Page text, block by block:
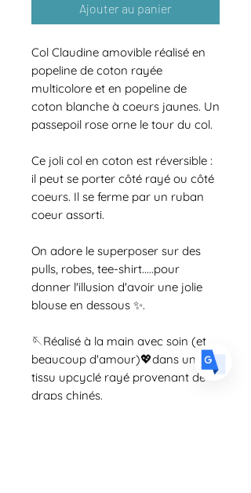
Ajouter au panier
Col Claudine amovible réalisé en
popeline de coton rayée
multicolore et en popeline de
coton blanche à coeurs jaunes. Un
passepoil rose orne le tour du col.
Ce joli col en coton est réversible :
il peut se porter côté rayé ou côté
coeurs. Il se ferme par un ruban
coeur assorti.
On adore le superposer sur des
pulls, robes, tee-shirt.....pour
donner l'illusion d'avoir une jolie
blouse en dessous ✨.
🪡Réalisé à la main avec soin (et
beaucoup d'amour)💖dans un
tissu upcyclé rayé provenant de
draps chinés.
USEnglish
DEGerman· Deutsch
ESSpanish· Español